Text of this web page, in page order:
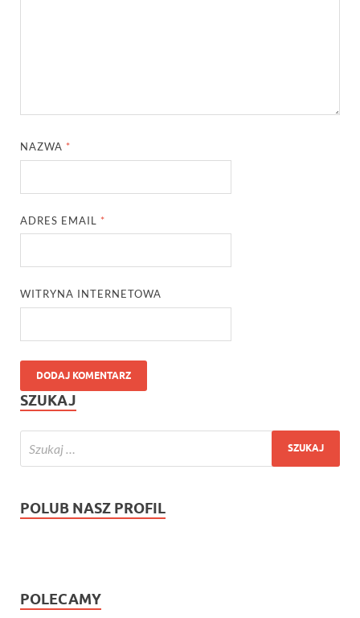
NAZWA *
ADRES EMAIL *
WITRYNA INTERNETOWA
SZUKAJ
POLUB NASZ PROFIL
POLECAMY